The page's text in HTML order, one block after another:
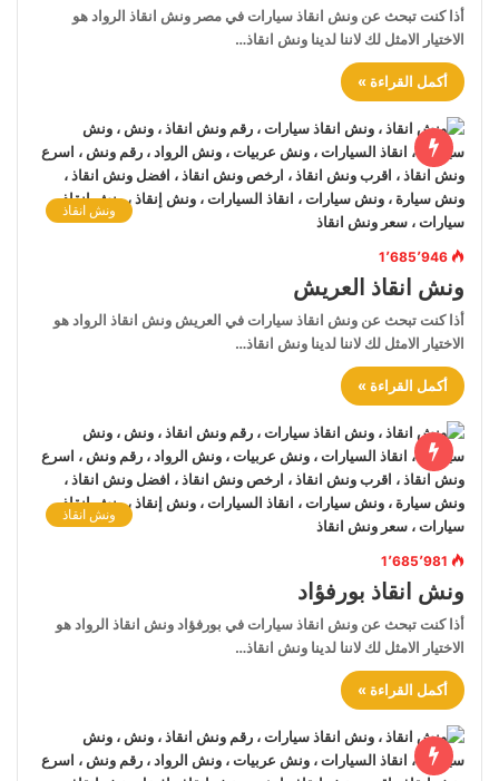
أذا كنت تبحث عن ونش انقاذ سيارات في مصر ونش انقاذ الرواد هو
الاختيار الامثل لك لاننا لدينا ونش انقاذ…
أكمل القراءة »
ونش انقاذ
1٬685٬946
ونش انقاذ العريش
أذا كنت تبحث عن ونش انقاذ سيارات في العريش ونش انقاذ الرواد هو
الاختيار الامثل لك لاننا لدينا ونش انقاذ…
أكمل القراءة »
ونش انقاذ
1٬685٬981
ونش انقاذ بورفؤاد
أذا كنت تبحث عن ونش انقاذ سيارات في بورفؤاد ونش انقاذ الرواد هو
الاختيار الامثل لك لاننا لدينا ونش انقاذ…
أكمل القراءة »